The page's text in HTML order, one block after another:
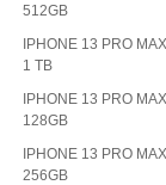
512GB
IPHONE 13 PRO
1 TB
IPHONE 13 PRO
128GB
IPHONE 13 PRO
256GB